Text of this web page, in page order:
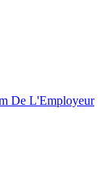
De L'Employeur